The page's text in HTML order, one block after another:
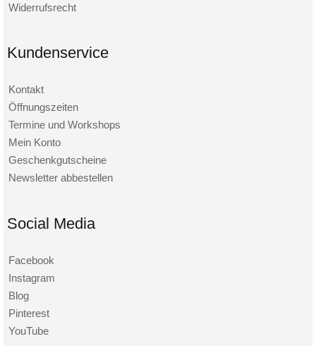
Widerrufsrecht
Kundenservice
Kontakt
Öffnungszeiten
Termine und Workshops
Mein Konto
Geschenkgutscheine
Newsletter abbestellen
Social Media
Facebook
Instagram
Blog
Pinterest
YouTube